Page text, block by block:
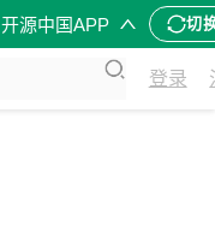
开源中国APP 切
登录